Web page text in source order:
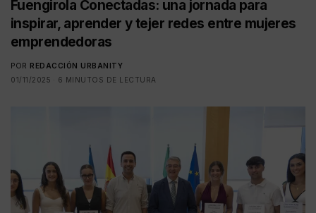
Fuengirola Conectadas: una jornada para
inspirar, aprender y tejer redes entre mujeres
emprendedoras
POR REDACCIÓN URBANITY
01/11/2025
6 MINUTOS DE LECTURA